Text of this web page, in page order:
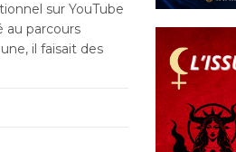
sur YouTube
au parcours
il faisait des